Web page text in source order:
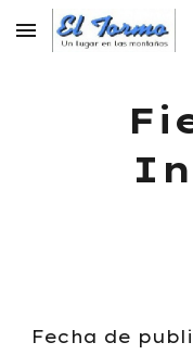
Skip to main content
Fecha de